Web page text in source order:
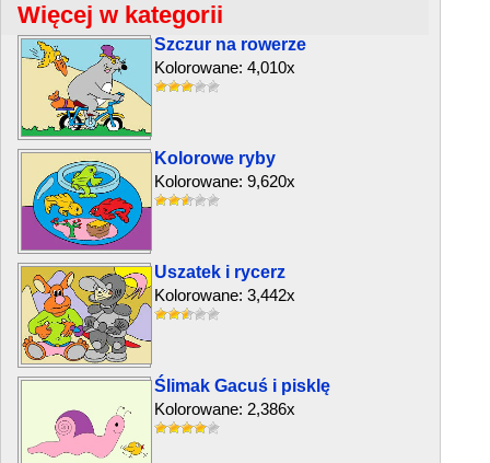
Więcej w kategorii
Szczur na rowerze
Kolorowane: 4,010x
Kolorowe ryby
Kolorowane: 9,620x
Uszatek i rycerz
Kolorowane: 3,442x
Ślimak Gacuś i pisklę
Kolorowane: 2,386x